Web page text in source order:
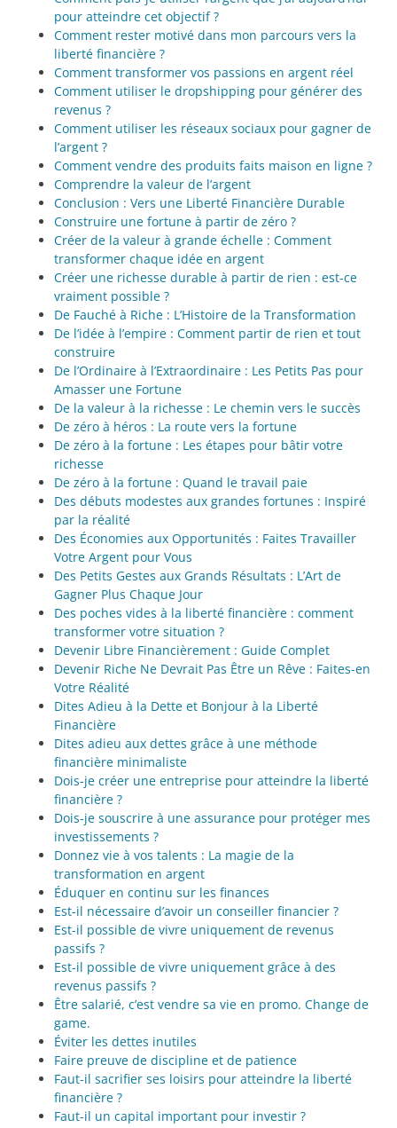
pour atteindre cet objectif ?
Comment rester motivé dans mon parcours vers la
liberté financière ?
Comment transformer vos passions en argent réel
Comment utiliser le dropshipping pour générer des
revenus ?
Comment utiliser les réseaux sociaux pour gagner de
l’argent ?
Comment vendre des produits faits maison en ligne ?
Comprendre la valeur de l’argent
Conclusion : Vers une Liberté Financière Durable
Construire une fortune à partir de zéro ?
Créer de la valeur à grande échelle : Comment
transformer chaque idée en argent
Créer une richesse durable à partir de rien : est-ce
vraiment possible ?
De Fauché à Riche : L’Histoire de la Transformation
De l’idée à l’empire : Comment partir de rien et tout
construire
De l’Ordinaire à l’Extraordinaire : Les Petits Pas pour
Amasser une Fortune
De la valeur à la richesse : Le chemin vers le succès
De zéro à héros : La route vers la fortune
De zéro à la fortune : Les étapes pour bâtir votre
richesse
De zéro à la fortune : Quand le travail paie
Des débuts modestes aux grandes fortunes : Inspiré
par la réalité
Des Économies aux Opportunités : Faites Travailler
Votre Argent pour Vous
Des Petits Gestes aux Grands Résultats : L’Art de
Gagner Plus Chaque Jour
Des poches vides à la liberté financière : comment
transformer votre situation ?
Devenir Libre Financièrement : Guide Complet
Devenir Riche Ne Devrait Pas Être un Rêve : Faites-en
Votre Réalité
Dites Adieu à la Dette et Bonjour à la Liberté
Financière
Dites adieu aux dettes grâce à une méthode
financière minimaliste
Dois-je créer une entreprise pour atteindre la liberté
financière ?
Dois-je souscrire à une assurance pour protéger mes
investissements ?
Donnez vie à vos talents : La magie de la
transformation en argent
Éduquer en continu sur les finances
Est-il nécessaire d’avoir un conseiller financier ?
Est-il possible de vivre uniquement de revenus
passifs ?
Est-il possible de vivre uniquement grâce à des
revenus passifs ?
Être salarié, c’est vendre sa vie en promo. Change de
game.
Éviter les dettes inutiles
Faire preuve de discipline et de patience
Faut-il sacrifier ses loisirs pour atteindre la liberté
financière ?
Faut-il un capital important pour investir ?